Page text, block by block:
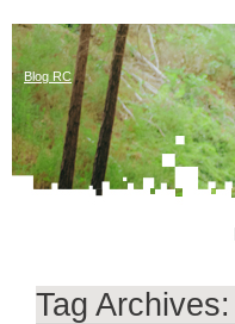
Blog RC
Tag Archives: